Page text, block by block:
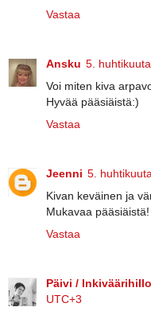
Vastaa
Ansku 5.
Voi miten kiva
Hyvää pääsiäistä:)
Vastaa
Jeenni 5.
Kivan keväinen ja
Mukavaa pääsiäistä!
Vastaa
Päivi / Inkiväärihillo
UTC+3